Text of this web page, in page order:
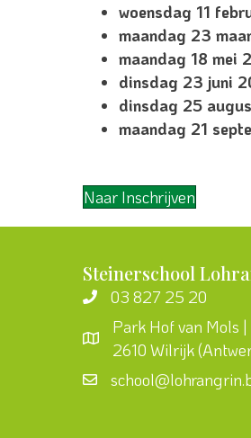
woensdag 11
maandag 23
maandag 18 mei
dinsdag 23 juni
dinsdag 25
maandag 21
Naar Inschrijven
Steinerschool
03 827 25 20
Park Hof van Mols
2610 Wilrijk